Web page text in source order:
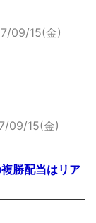
09/15(金)
09/15(金)
勝配当はリア